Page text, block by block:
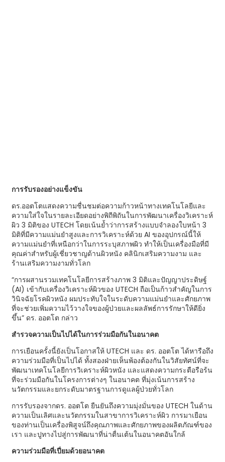
การรับรองอย่างแข็งขัน
ดร.ออตโตแสดงความชื่นชมต่อความก้าวหน้าทางเทคโนโลยีและ
ความใส่ใจในรายละเอียดอย่างพิถีพิถันในการพัฒนาเครื่องวิเคราะห์
ผิว 3 มิติของ UTECH โดยเน้นย้ำว่าการสร้างแบบจำลองใบหน้า 3
มิติที่มีความแม่นยำสูงและการวิเคราะห์ด้วย AI ของอุปกรณ์นี้ให้
ความแม่นยำที่เหนือกว่าในการระบุสภาพผิว ทำให้เป็นเครื่องมือที่มี
คุณค่าสำหรับผู้เชี่ยวชาญด้านผิวหนัง คลินิกเสริมความงาม และ
ร้านเสริมความงามทั่วโลก
“การผสานรวมเทคโนโลยีการสร้างภาพ 3 มิติและปัญญาประดิษฐ์
(AI) เข้ากับเครื่องวิเคราะห์ผิวของ UTECH ถือเป็นก้าวสำคัญในการ
วินิจฉัยโรคผิวหนัง ผมประทับใจในระดับความแม่นยำและศักยภาพ
ที่จะช่วยเพิ่มความไว้วางใจของผู้ป่วยและผลลัพธ์การรักษาให้ดียิ่ง
ขึ้น” ดร. ออตโต กล่าว
สำรวจความเป็นไปได้ในการร่วมมือกันในอนาคต
การเยือนครั้งนี้ยังเป็นโอกาสให้ UTECH และ ดร. ออตโต ได้หารือถึง
ความร่วมมือที่เป็นไปได้ ทั้งสองฝ่ายเห็นพ้องต้องกันในวิสัยทัศน์ที่จะ
พัฒนาเทคโนโลยีการวิเคราะห์ผิวหนัง และแสดงความกระตือรือร้น
ที่จะร่วมมือกันในโครงการต่างๆ ในอนาคต ที่มุ่งเน้นการสร้าง
นวัตกรรมและยกระดับมาตรฐานการดูแลผู้ป่วยทั่วโลก
การรับรองจากดร. ออตโต ยืนยันถึงความมุ่งมั่นของ UTECH ในด้าน
ความเป็นเลิศและนวัตกรรมในสาขาการวิเคราะห์ผิว การมาเยือน
ของท่านเป็นเครื่องพิสูจน์ถึงคุณภาพและศักยภาพของผลิตภัณฑ์ของ
เรา และปูทางไปสู่การพัฒนาที่น่าตื่นเต้นในอนาคตอันใกล้
ความร่วมมือที่เปี่ยมด้วยอนาคต